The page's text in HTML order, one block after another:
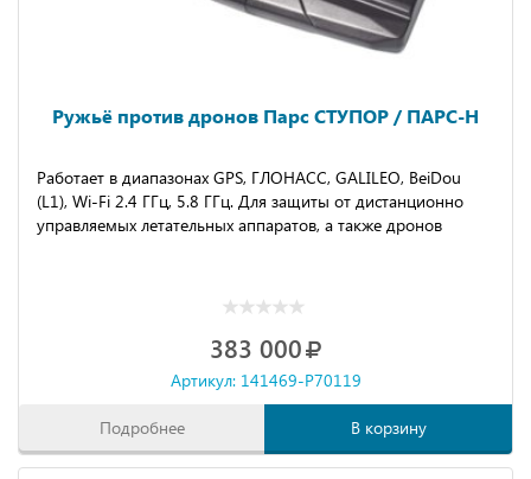
Ружьё против дронов Парс СТУПОР / ПАРС-Н
Работает в диапазонах GPS, ГЛОНАСС, GALILEO, BeiDou
(L1), Wi-Fi 2.4 ГГц, 5.8 ГГц. Для защиты от дистанционно
управляемых летательных аппаратов, а также дронов
383 000
Артикул: 141469-P70119
Подробнее В корзину